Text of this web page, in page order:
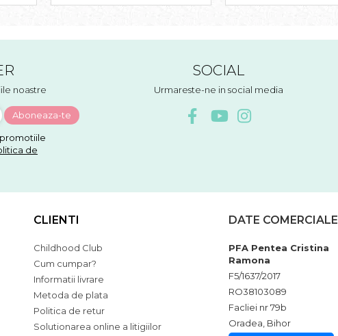
noastre
de
SOCIAL
Urmareste-ne in social media
CLIENTI
Childhood Club
Cum cumpar?
Informatii livrare
Metoda de plata
Politica de retur
Solutionarea online a litigiilor
DATE COMERCIALE
PFA Pentea Cristina
Ramona
F5/1637/2017
RO38103089
Facliei nr 79b
Oradea, Bihor